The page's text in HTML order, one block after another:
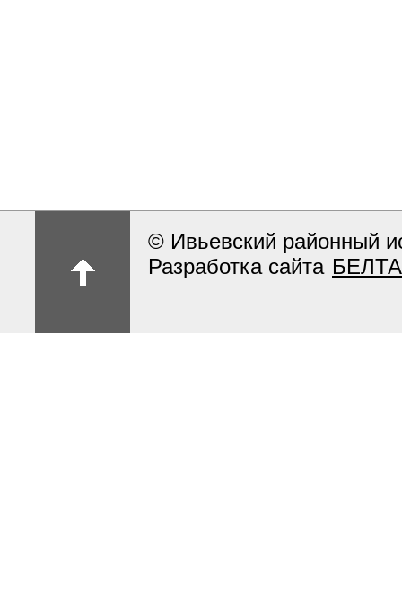
© Ивьевский районный
Разработка сайта БЕЛТА